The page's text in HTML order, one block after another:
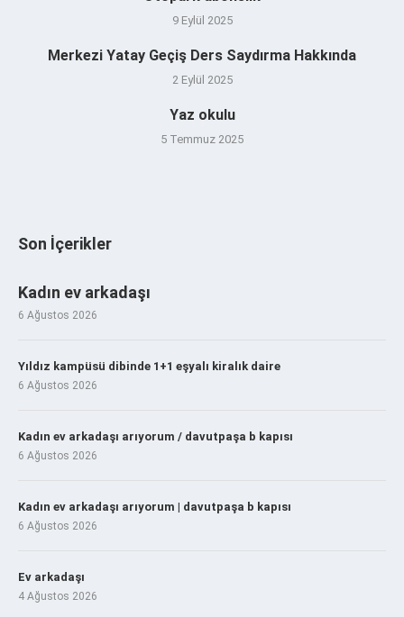
9 Eylül 2025
Merkezi Yatay Geçiş Ders Saydırma Hakkında
2 Eylül 2025
Yaz okulu
5 Temmuz 2025
Son İçerikler
Kadın ev arkadaşı
6 Ağustos 2026
Yıldız kampüsü dibinde 1+1 eşyalı kiralık daire
6 Ağustos 2026
Kadın ev arkadaşı arıyorum / davutpaşa b kapısı
6 Ağustos 2026
Kadın ev arkadaşı arıyorum | davutpaşa b kapısı
6 Ağustos 2026
Ev arkadaşı
4 Ağustos 2026